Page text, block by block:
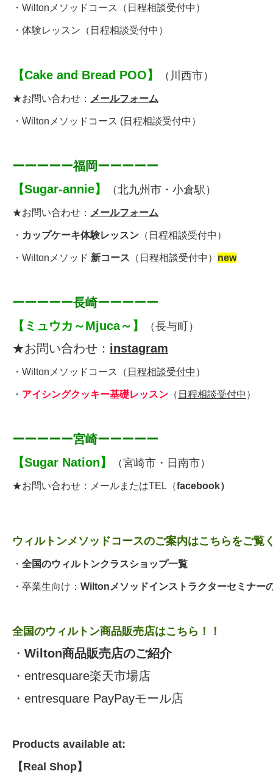
・ Wiltonメソッドコース （日程相談受付中）
・ 体験レッスン （日程相談受付中）
【Cake and Bread POO】 （川西市）
★お問い合わせ： メールフォーム
・ Wiltonメソッドコース (日程相談受付中 ）
ーーーーー福岡ーーーーー
【Sugar-annie】 （北九州市・小倉駅）
★お問い合わせ： メールフォーム
・ カップケーキ体験レッスン （日程相談受付中）
・ Wiltonメソッド 新コース （日程相談受付中） new
ーーーーー長崎ーーーーー
【 ミュウカ～Mjuca～ 】 （長与町）
★お問い合わせ： instagram
・ Wiltonメソッドコース （ 日程相談受付中 ）
・ アイシングクッキー基礎レッスン （ 日程相談受付中 ）
ーーーーー宮崎ーーーーー
【Sugar Nation】 （宮崎市・日南市）
★お問い合わせ：メールまたはTEL（facebook）
ウィルトンメソッドコースのご案内はこちらをご覧
・ 全国のウィルトンクラスショップ一覧
・卒業生向け： Wiltonメソッドインストラクターセミナー
全国のウィルトン商品販売店はこちら！！
・ Wilton商品販売店のご紹介
・ entresquare楽天市場店
・ entresquare PayPayモール店
Products available at:
【Real Shop】